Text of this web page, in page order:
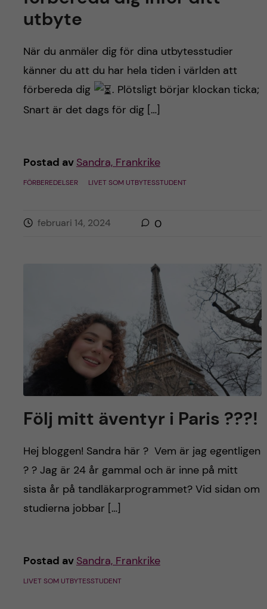
utbyte
När du anmäler dig för dina utbytesstudier
känner du att du har hela tiden i världen att
förbereda dig
. Plötsligt börjar klockan ticka;
Snart är det dags för dig […]
Postad av Sandra, Frankrike
FÖRBEREDELSER LIVET SOM UTBYTESSTUDENT
februari 14, 2024 0
Följ mitt äventyr i Paris ???!
Hej bloggen! Sandra här ? Vem är jag egentligen
? ? Jag är 24 år gammal och är inne på mitt
sista år på tandläkarprogrammet? Vid sidan om
studierna jobbar […]
Postad av Sandra, Frankrike
LIVET SOM UTBYTESSTUDENT